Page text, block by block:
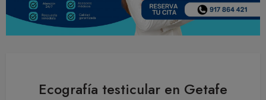
Ecografía testicular en Getafe